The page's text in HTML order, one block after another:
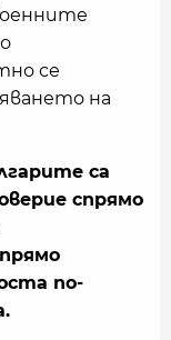
се
на
са
спрямо
по-